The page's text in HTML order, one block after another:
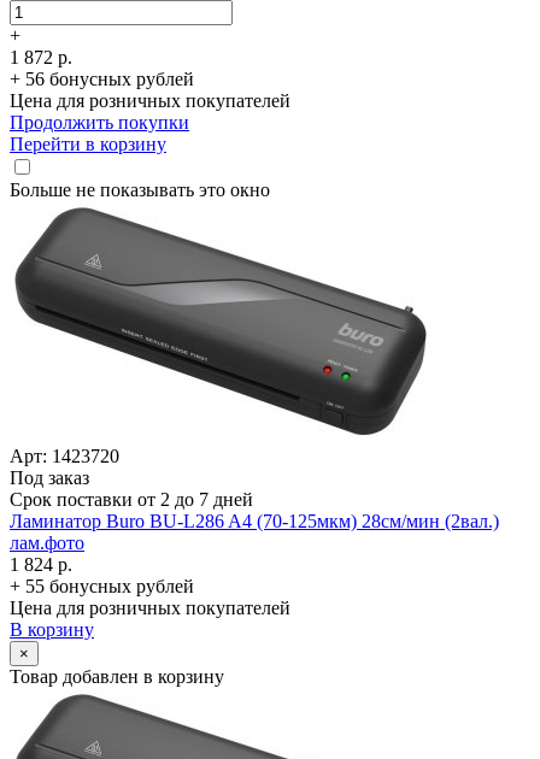
+
1 872 р.
+ 56 бонусных рублей
Цена для розничных покупателей
Продолжить покупки
Перейти в корзину
Больше не показывать это окно
Арт: 1423720
Под заказ
Срок поставки от 2 до 7 дней
Ламинатор Buro BU-L286 A4 (70-125мкм) 28см/­мин (2вал.)
лам.фото
1 824 р.
+ 55 бонусных рублей
Цена для розничных покупателей
В корзину
×
Товар добавлен в корзину